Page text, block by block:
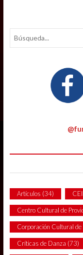
de
Artículos (34)
Centro Cultural de
Corporación Cultural
Críticas de Danza (73)